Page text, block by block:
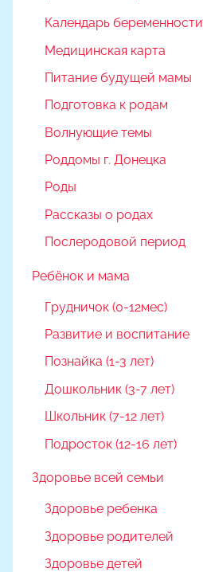
Календарь беременности
Медицинская карта
Питание будущей мамы
Подготовка к родам
Волнующие темы
Роддомы г. Донецка
Роды
Рассказы о родах
Послеродовой период
Ребёнок и мама
Грудничок (0-12мес)
Развитие и воспитание
Познайка (1-3 лет)
Дошкольник (3-7 лет)
Школьник (7-12 лет)
Подросток (12-16 лет)
Здоровье всей семьи
Здоровье ребенка
Здоровье родителей
Здоровье детей